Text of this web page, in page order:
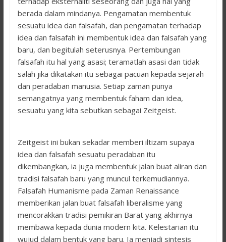
berada dalam mindanya. Pengamatan membentuk
sesuatu idea dan falsafah, dan pengamatan terhadap
idea dan falsafah ini membentuk idea dan falsafah yang
baru, dan begitulah seterusnya. Pertembungan
falsafah itu hal yang asasi; teramatlah asasi dan tidak
salah jika dikatakan itu sebagai pacuan kepada sejarah
dan peradaban manusia. Setiap zaman punya
semangatnya yang membentuk faham dan idea,
sesuatu yang kita sebutkan sebagai Zeitgeist.
Zeitgeist ini bukan sekadar memberi iltizam supaya
idea dan falsafah sesuatu peradaban itu
dikembangkan, ia juga membentuk jalan buat aliran dan
tradisi falsafah baru yang muncul terkemudiannya.
Falsafah Humanisme pada Zaman Renaissance
memberikan jalan buat falsafah liberalisme yang
mencorakkan tradisi pemikiran Barat yang akhirnya
membawa kepada dunia modern kita. Kelestarian itu
wujud dalam bentuk yang baru. Ia menjadi sintesis